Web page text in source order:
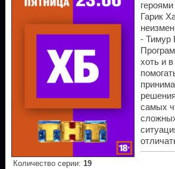
Гарик
- Тимур
хоть и
самых
Количество серии: 19